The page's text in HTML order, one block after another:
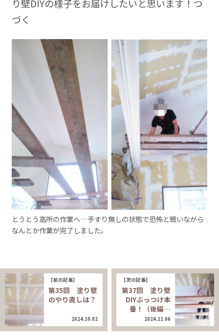
り壁DIYの様子をお届けしたいと思います！つ
づく
とうとう高所の作業へ…手すり無しの状態で恐怖と戦いながら
なんとか作業が完了しました。
【前の記事】
第35回 塗り壁
のやり直しは？
2024.10.02
【次の記事】
第37回 塗り壁
DIYぶっつけ本
番！（後編…
2024.11.06